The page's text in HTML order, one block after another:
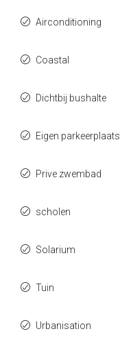
Airconditioning
Coastal
Dichtbij bushalte
Eigen parkeerplaats
Prive zwembad
scholen
Solarium
Tuin
Urbanisation